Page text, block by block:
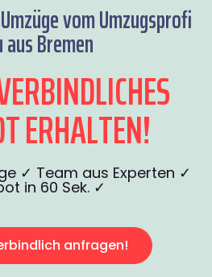
vom Umzugsprofi
aus Bremen
ERHALTEN!
✓ Team aus Experten ✓
in 60 Sek. ✓
anfragen!